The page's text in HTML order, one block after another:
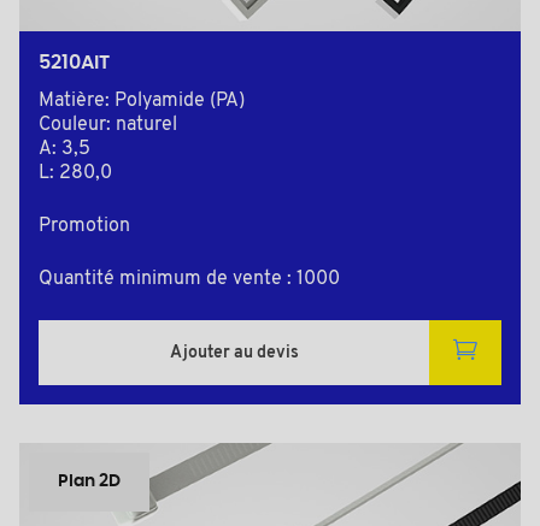
5210AIT
Matière: Polyamide (PA)
Couleur: naturel
A: 3,5
L: 280,0
Promotion
Quantité minimum de vente : 1000
Ajouter au devis
Plan 2D